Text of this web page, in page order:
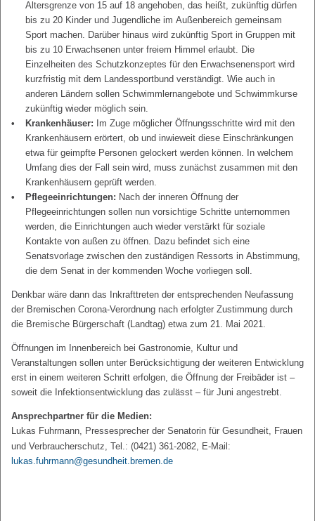
Altersgrenze von 15 auf 18 angehoben, das heißt, zukünftig dürfen
bis zu 20 Kinder und Jugendliche im Außenbereich gemeinsam
Sport machen. Darüber hinaus wird zukünftig Sport in Gruppen mit
bis zu 10 Erwachsenen unter freiem Himmel erlaubt. Die
Einzelheiten des Schutzkonzeptes für den Erwachsenensport wird
kurzfristig mit dem Landessportbund verständigt. Wie auch in
anderen Ländern sollen Schwimmlernangebote und Schwimmkurse
zukünftig wieder möglich sein.
Krankenhäuser: Im Zuge möglicher Öffnungsschritte wird mit den
Krankenhäusern erörtert, ob und inwieweit diese Einschränkungen
etwa für geimpfte Personen gelockert werden können. In welchem
Umfang dies der Fall sein wird, muss zunächst zusammen mit den
Krankenhäusern geprüft werden.
Pflegeeinrichtungen: Nach der inneren Öffnung der
Pflegeeinrichtungen sollen nun vorsichtige Schritte unternommen
werden, die Einrichtungen auch wieder verstärkt für soziale
Kontakte von außen zu öffnen. Dazu befindet sich eine
Senatsvorlage zwischen den zuständigen Ressorts in Abstimmung,
die dem Senat in der kommenden Woche vorliegen soll.
Denkbar wäre dann das Inkrafttreten der entsprechenden Neufassung
der Bremischen Corona-Verordnung nach erfolgter Zustimmung durch
die Bremische Bürgerschaft (Landtag) etwa zum 21. Mai 2021.
Öffnungen im Innenbereich bei Gastronomie, Kultur und
Veranstaltungen sollen unter Berücksichtigung der weiteren Entwicklung
erst in einem weiteren Schritt erfolgen, die Öffnung der Freibäder ist –
soweit die Infektionsentwicklung das zulässt – für Juni angestrebt.
Ansprechpartner für die Medien:
Lukas Fuhrmann, Pressesprecher der Senatorin für Gesundheit, Frauen
und Verbraucherschutz, Tel.: (0421) 361-2082, E-Mail:
lukas.fuhrmann@gesundheit.bremen.de